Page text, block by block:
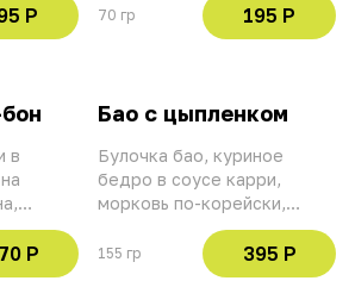
Р
и чесноке
70 гр 195 Р
в
Р
Бао с цыпленком
Булочка бао, куриное
бедро в соусе карри,
морковь по-корейски,
155 гр 395 Р